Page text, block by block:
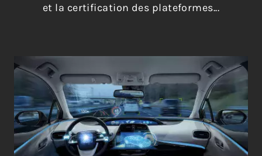
et la certification des plateformes...